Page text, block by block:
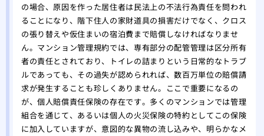
の場合、原因を作った居住者は民法上の不法行為責任を問われ
ることになり、階下住人の家財道具の損害だけでなく、クロス
の張り替えや仮住まいの宿泊費まで賠償しなければなりませ
ん。マンション管理規約では、専有部分の配管管理は区分所有
者の責任とされており、トイレの詰まりという日常的なトラブ
ルであっても、その過失が認められれば、数百万単位の賠償請
求が発生することも珍しくありません。ここで重要になるの
が、個人賠償責任保険の存在です。多くのマンションでは管理
組合を通じて、あるいは個人の火災保険の特約としてこの保険
に加入していますが、意図的な異物の流し込みや、明らかなメ